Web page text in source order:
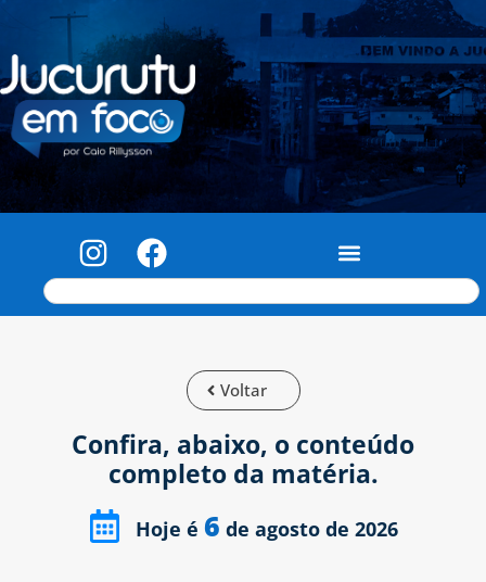
Voltar
Confira, abaixo, o conteúdo
completo da matéria.
Hoje é 6 de agosto de 2026